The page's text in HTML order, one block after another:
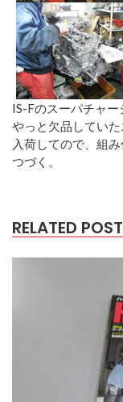
IS-Fのスーパチャー
やっと欠品してい
入荷してので、組み
つづく。
RELATED